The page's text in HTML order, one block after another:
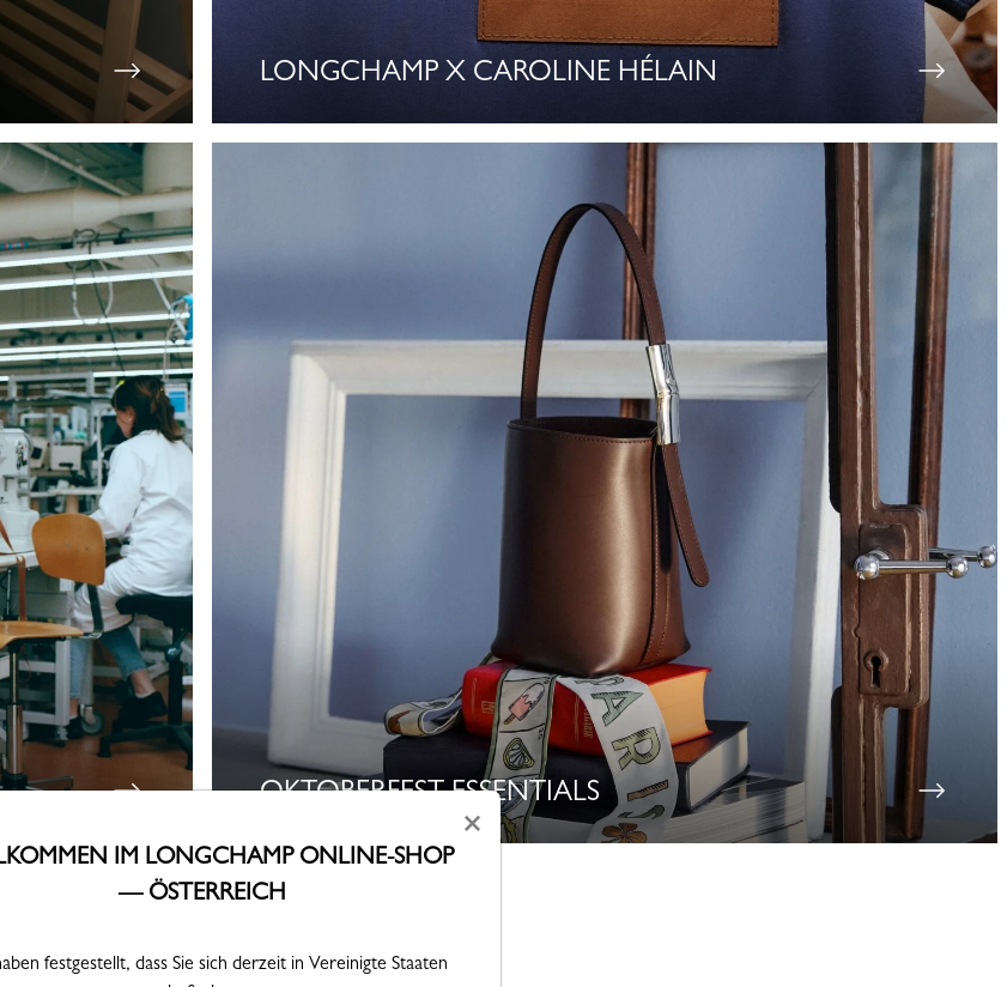
LONGCHAMP X CAROLINE HÉLAIN
OKTOBERFEST ESSENTIALS
×
IM LONGCHAMP ONLINE-SHOP
— ÖSTERREICH
festgestellt, dass Sie sich derzeit in Vereinigte Staaten